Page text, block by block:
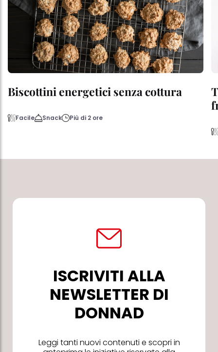
Biscottini energetici senza cottura
Facile Snack Più di 2 ore
ISCRIVITI ALLA
NEWSLETTER DI
DONNAD
Leggi tanti nuovi contenuti e scopri in